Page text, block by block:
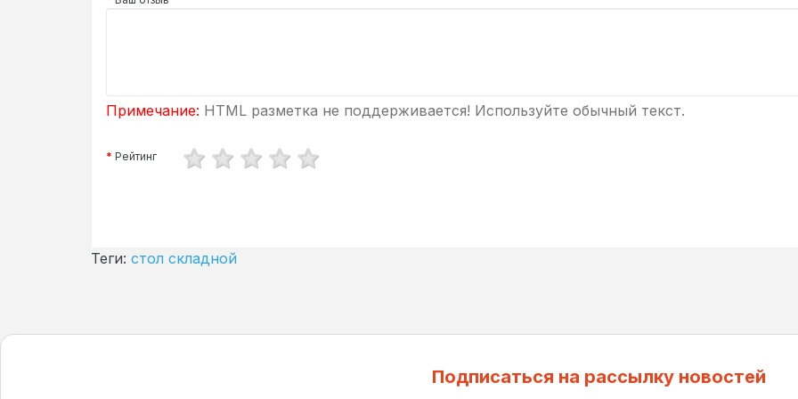
Примечание: HTML разметка не поддерживается! Используйте обычный текст.
Рейтинг
Теги: стол складной
Подписаться на рассылку новостей